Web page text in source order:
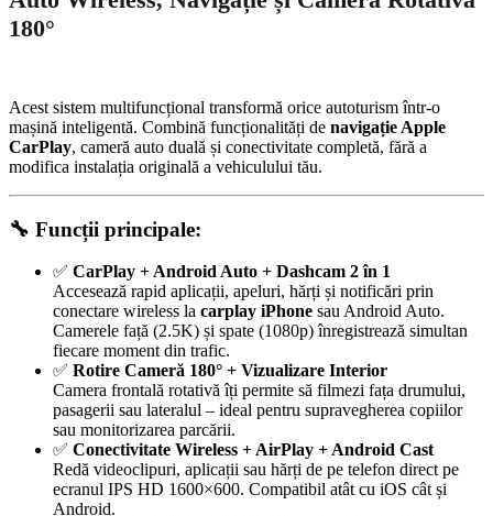
180°
Acest sistem multifuncțional transformă orice autoturism într-o
mașină inteligentă. Combină funcționalități de navigație Apple
CarPlay, cameră auto duală și conectivitate completă, fără a
modifica instalația originală a vehiculului tău.
🔧 Funcții principale:
✅ CarPlay + Android Auto + Dashcam 2 în 1
Accesează rapid aplicații, apeluri, hărți și notificări prin
conectare wireless la carplay iPhone sau Android Auto.
Camerele față (2.5K) și spate (1080p) înregistrează simultan
fiecare moment din trafic.
✅ Rotire Cameră 180° + Vizualizare Interior
Camera frontală rotativă îți permite să filmezi fața drumului,
pasagerii sau lateralul – ideal pentru supravegherea copiilor
sau monitorizarea parcării.
✅ Conectivitate Wireless + AirPlay + Android Cast
Redă videoclipuri, aplicații sau hărți de pe telefon direct pe
ecranul IPS HD 1600×600. Compatibil atât cu iOS cât și
Android.